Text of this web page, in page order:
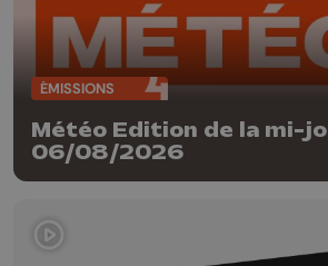
ÉMISSIONS
Météo Edition de la mi-
06/08/2026